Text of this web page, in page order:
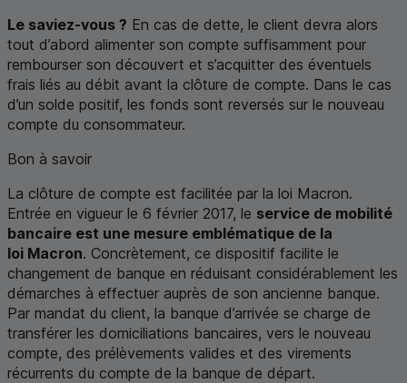
Le saviez-vous ? En cas de dette, le client devra alors
tout d’abord alimenter son compte suffisamment pour
rembourser son découvert et s’acquitter des éventuels
frais liés au débit avant la clôture de compte. Dans le cas
d’un solde positif, les fonds sont reversés sur le nouveau
compte du consommateur.
Bon à savoir
La clôture de compte est facilitée par la loi Macron.
Entrée en vigueur le 6 février 2017, le service de mobilité
bancaire est une mesure emblématique de la
loi Macron. Concrètement, ce dispositif facilite le
changement de banque en réduisant considérablement les
démarches à effectuer auprès de son ancienne banque.
Par mandat du client, la banque d’arrivée se charge de
transférer les domiciliations bancaires, vers le nouveau
compte, des prélèvements valides et des virements
récurrents du compte de la banque de départ.